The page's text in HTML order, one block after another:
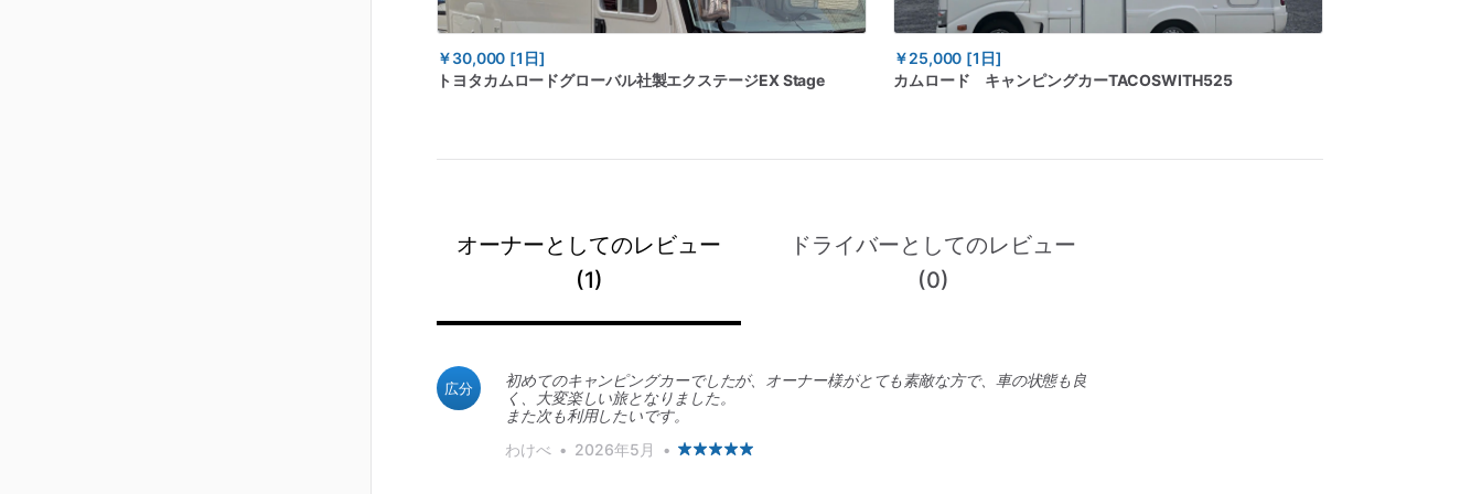
￥30,000 [1日]
トヨタカムロードグローバル社製エクステージEXStage
￥25,000 [1日]
カムロード
キャンピングカーTACOSWITH525
オーナーとしてのレビュー
(1)
ドライバーとしてのレビュー
(0)
広分
初めてのキャンピングカーでしたが、オーナー様がとても素敵な方で、車の状態も良
く、大変楽しい旅となりました。
また次も利用したいです。
わけべ • 2026年5月 •